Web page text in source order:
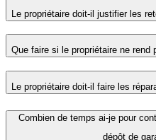
Le propriétaire doit-il justifier les
Que faire si le propriétaire ne rend
Le propriétaire doit-il faire les
Combien de temps ai-je pour
dépôt de